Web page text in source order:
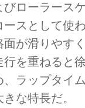
びローラース
ースとして使
面が滑りやす
行を重ねると
ラップタイ
な特長だ。